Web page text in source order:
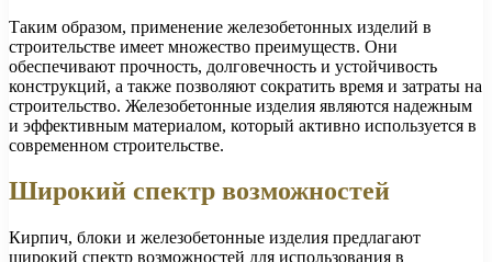
Таким образом, применение железобетонных изделий в
строительстве имеет множество преимуществ. Они
обеспечивают прочность, долговечность и устойчивость
конструкций, а также позволяют сократить время и затраты на
строительство. Железобетонные изделия являются надежным
и эффективным материалом, который активно используется в
современном строительстве.
Широкий спектр возможностей
Кирпич, блоки и железобетонные изделия предлагают
широкий спектр возможностей для использования в